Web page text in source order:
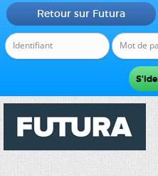
Retour sur Futura